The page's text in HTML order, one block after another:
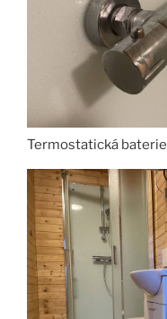
Termostatická baterie